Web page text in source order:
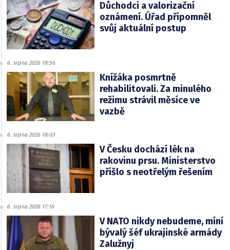
Důchodci a valorizační
oznámení. Úřad připomněl
svůj aktuální postup
6. srpna 2026 18:56
Knížáka posmrtně
rehabilitovali. Za minulého
režimu strávil měsíce ve
vazbě
6. srpna 2026 18:03
V Česku dochází lék na
rakovinu prsu. Ministerstvo
přišlo s neotřelým řešením
6. srpna 2026 17:18
V NATO nikdy nebudeme, míní
bývalý šéf ukrajinské armády
Zalužnyj